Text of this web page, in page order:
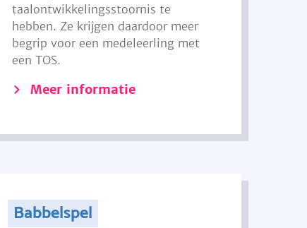
taalontwikkelingsstoornis te
hebben. Ze krijgen daardoor meer
begrip voor een medeleerling met
een TOS.
Meer informatie
Babbelspel